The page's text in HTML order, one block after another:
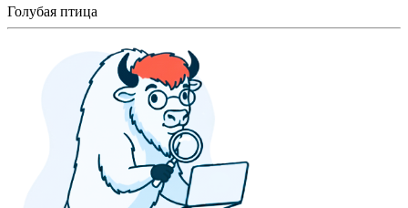
Голубая птица